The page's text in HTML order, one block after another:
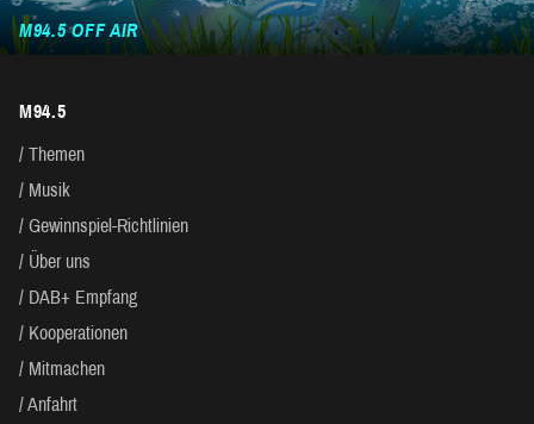
M94.5 OFF AIR
M94.5
Themen
Musik
Gewinnspiel-Richtlinien
Über uns
DAB+ Empfang
Kooperationen
Mitmachen
Anfahrt